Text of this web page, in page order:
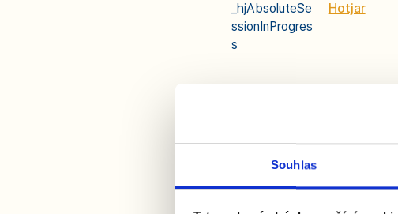
Souhlas
_hjAbsoluteSe
ssionInProgres
s
Hotjar
_hjFirstSeen Hotjar